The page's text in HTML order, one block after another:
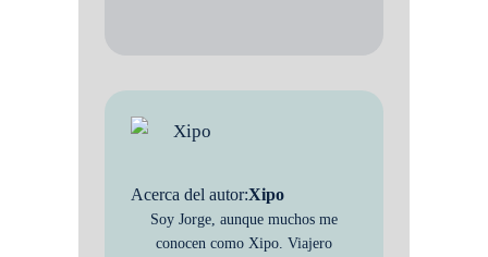
Acerca del autor:Xipo
Soy Jorge, aunque muchos me
conocen como Xipo. Viajero